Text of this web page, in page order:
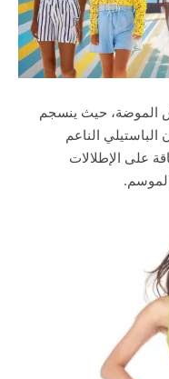
الموضة، حيث ينسجم
الناعم
على الإطلالات
الموسم.